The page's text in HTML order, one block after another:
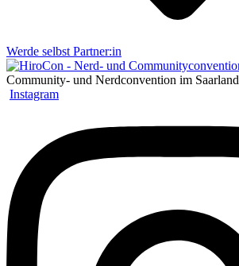
Werde selbst Partner:in
Community- und Nerdconvention im Saarland
Instagram